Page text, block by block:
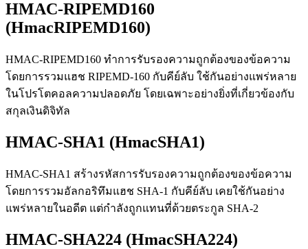
HMAC-RIPEMD160
(HmacRIPEMD160)
HMAC-RIPEMD160 ทำการรับรองความถูกต้องของข้อความ
โดยการรวมแฮช RIPEMD-160 กับคีย์ลับ ใช้กันอย่างแพร่หลาย
ในโปรโตคอลความปลอดภัย โดยเฉพาะอย่างยิ่งที่เกี่ยวข้องกับ
สกุลเงินดิจิทัล
HMAC-SHA1 (HmacSHA1)
HMAC-SHA1 สร้างรหัสการรับรองความถูกต้องของข้อความ
โดยการรวมอัลกอริทึมแฮช SHA-1 กับคีย์ลับ เคยใช้กันอย่าง
แพร่หลายในอดีต แต่กำลังถูกแทนที่ด้วยตระกูล SHA-2
HMAC-SHA224 (HmacSHA224)